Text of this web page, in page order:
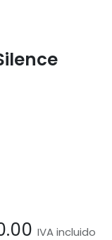
IVA incluido